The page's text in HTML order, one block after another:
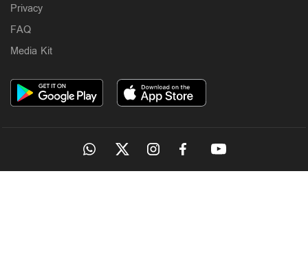
Privacy
FAQ
Media Kit